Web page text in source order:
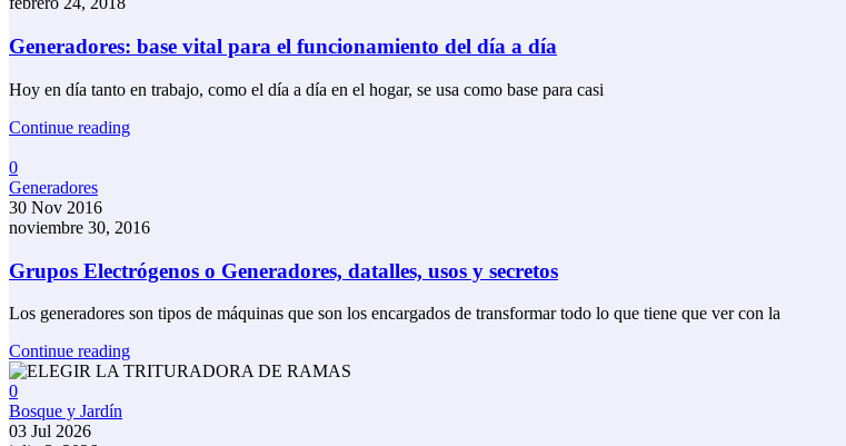
Generadores: base vital para el funcionamiento del día a día
Hoy en día tanto en trabajo, como el día a día en el hogar, se usa como base para casi
Continue reading
0
Generadores
30 Nov 2016
noviembre 30, 2016
Grupos Electrógenos o Generadores, datalles, usos y secretos
Los generadores son tipos de máquinas que son los encargados de transformar todo lo que tiene que ver con la
Continue reading
0
Bosque y Jardín
03 Jul 2026